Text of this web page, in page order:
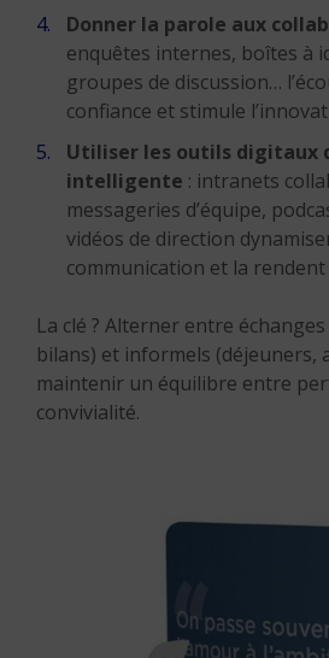
Donner la parole aux
enquêtes internes, boîtes à
groupes de discussion…
confiance et stimule
Utiliser les outils digitaux
intelligente : intranets
messageries d’équipe,
vidéos de direction
communication et la rendent
La clé ? Alterner entre
bilans) et informels
maintenir un équilibre entre
convivialité.